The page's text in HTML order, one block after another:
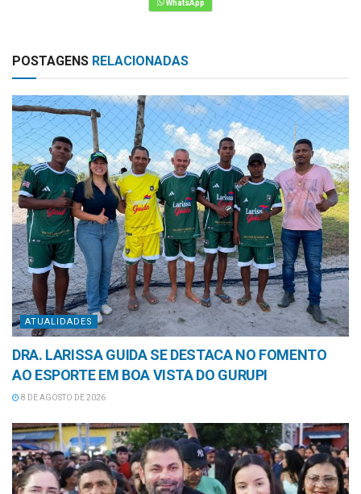
POSTAGENS RELACIONADAS
ATUALIDADES
DRA. LARISSA GUIDA SE DESTACA NO FOMENTO
AO ESPORTE EM BOA VISTA DO GURUPI
8 DE AGOSTO DE 2026